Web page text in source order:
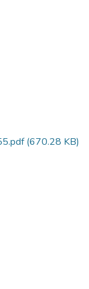
(670.28 KB)